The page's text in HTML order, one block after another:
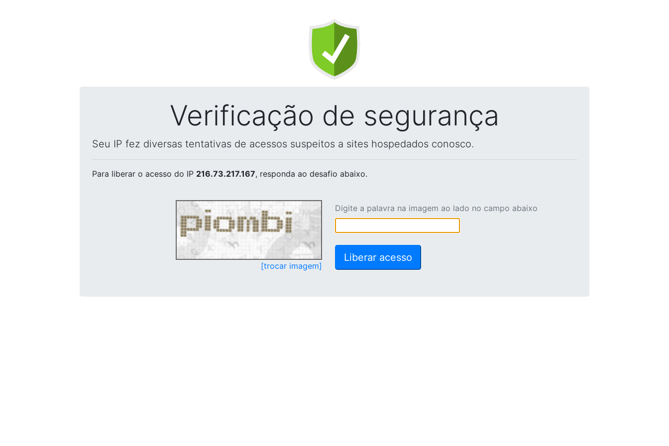
Verificação de segurança
Seu IP fez diversas tentativas de acessos suspeitos a sites hospedados conosco.
Para liberar o acesso do IP 216.73.217.167, responda ao desafio abaixo.
[trocar imagem]
Digite a palavra na imagem ao lado no campo abaixo